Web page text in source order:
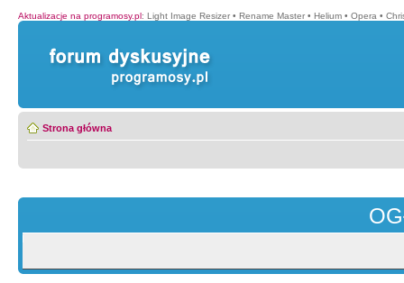
Aktualizacje na programosy.pl: Light Image Resizer • Rename Master • Helium • Opera •
Strona główna